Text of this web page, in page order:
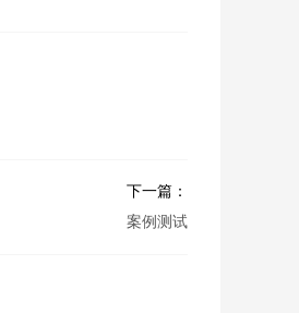
下一篇：
案例测试